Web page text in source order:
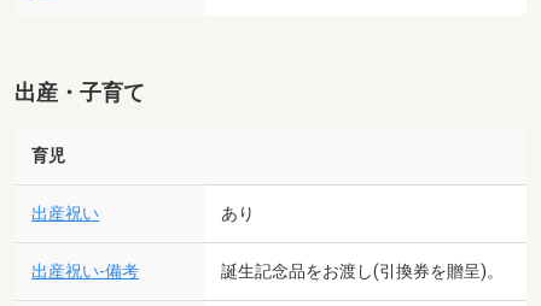
出産・子育て
育児
出産祝い あり
出産祝い-備考 誕生記念品をお渡し(引換券を贈呈)。